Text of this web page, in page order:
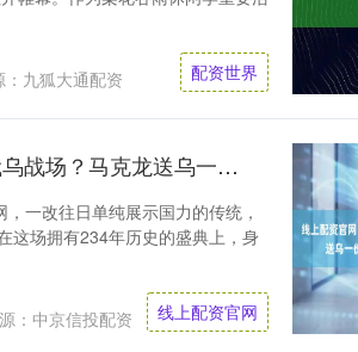
配资世界
：九狐大通配资
线上配资官网 阵风战机或现身俄乌战场？马克龙送乌一份大礼，授权乌生产法制导弹
一改往日单纯展示国力的传统，
这场拥有234年历史的盛典上，身
线上配资官网
：中京信投配资